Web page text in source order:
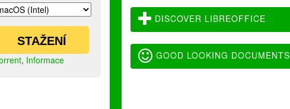
STAŽENÍ
, Informace
DISCOVER LIBREOFFICE
GOOD LOOKING DOCUMENTS